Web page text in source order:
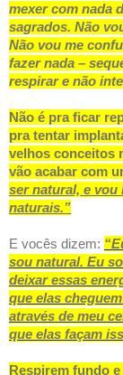
mexer com nada
sagrados. Não
Não vou me
fazer nada –
respirar e não
Não é pra ficar
pra tentar
velhos conceitos
vão acabar com
ser natural, e vou
naturais.”
E vocês dizem:
sou natural. Eu
deixar essas
que elas
através de meu
que elas façam
Respirem fundo